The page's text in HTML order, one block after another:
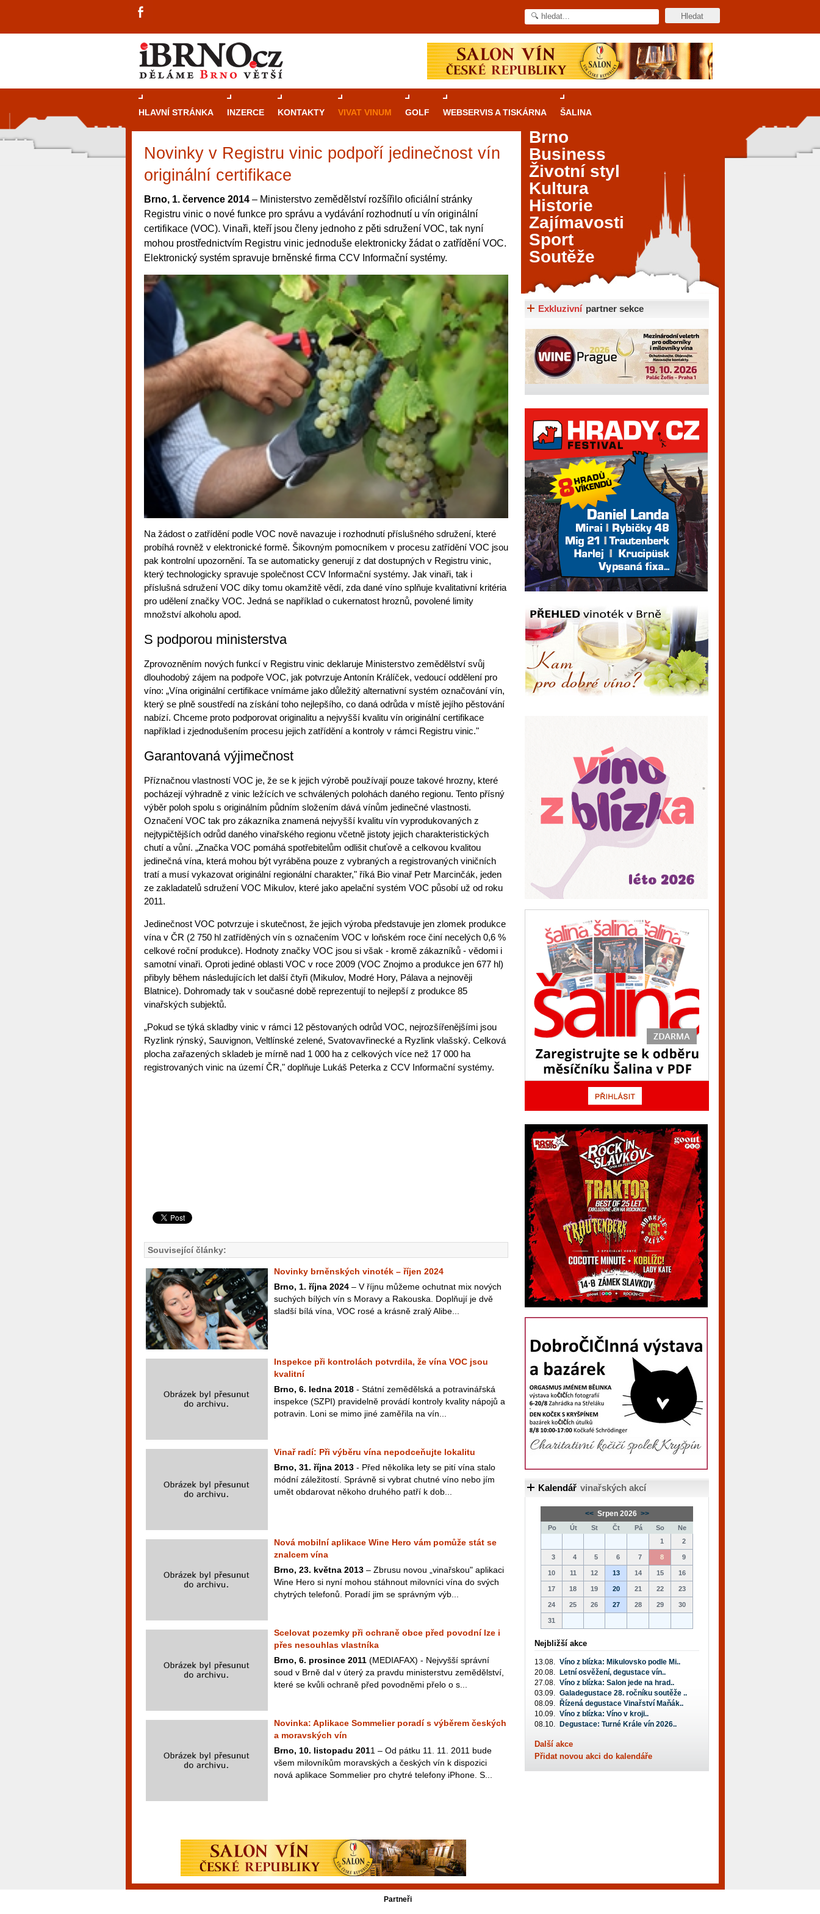
HLAVNÍ STRÁNKA INZERCE KONTAKTY VIVAT VINUM GOLF WEBSERVIS A TISKÁRNA ŠALINA
Novinky v Registru vinic podpoří jedinečnost vín
originální certifikace
Brno, 1. července 2014 – Ministerstvo zemědělství rozšířilo oficiální stránky
Registru vinic o nové funkce pro správu a vydávání rozhodnutí u vín originální
certifikace (VOC). Vinaři, kteří jsou členy jednoho z pěti sdružení VOC, tak nyní
mohou prostřednictvím Registru vinic jednoduše elektronicky žádat o zatřídění VOC.
Elektronický systém spravuje brněnské firma CCV Informační systémy.
Na žádost o zatřídění podle VOC nově navazuje i rozhodnutí příslušného sdružení, které
probíhá rovněž v elektronické formě. Šikovným pomocníkem v procesu zatřídění VOC jsou
pak kontrolní upozornění. Ta se automaticky generují z dat dostupných v Registru vinic,
který technologicky spravuje společnost CCV Informační systémy. Jak vinaři, tak i
příslušná sdružení VOC díky tomu okamžitě vědí, zda dané víno splňuje kvalitativní kritéria
pro udělení značky VOC. Jedná se například o cukernatost hroznů, povolené limity
množství alkoholu apod.
S podporou ministerstva
Zprovozněním nových funkcí v Registru vinic deklaruje Ministerstvo zemědělství svůj
dlouhodobý zájem na podpoře VOC, jak potvrzuje Antonín Králíček, vedoucí oddělení pro
víno: „Vína originální certifikace vnímáme jako důležitý alternativní systém označování vín,
který se plně soustředí na získání toho nejlepšího, co daná odrůda v místě jejího pěstování
nabízí. Chceme proto podporovat originalitu a nejvyšší kvalitu vín originální certifikace
například i zjednodušením procesu jejich zatřídění a kontroly v rámci Registru vinic."
Garantovaná výjimečnost
Příznačnou vlastností VOC je, že se k jejich výrobě používají pouze takové hrozny, které
pocházejí výhradně z vinic ležících ve schválených polohách daného regionu. Tento přísný
výběr poloh spolu s originálním půdním složením dává vínům jedinečné vlastnosti.
Označení VOC tak pro zákazníka znamená nejvyšší kvalitu vín vyprodukovaných z
nejtypičtějších odrůd daného vinařského regionu včetně jistoty jejich charakteristických
chutí a vůní. „Značka VOC pomáhá spotřebitelům odlišit chuťově a celkovou kvalitou
jedinečná vína, která mohou být vyráběna pouze z vybraných a registrovaných viničních
tratí a musí vykazovat originální regionální charakter," říká Bio vinař Petr Marcinčák, jeden
ze zakladatelů sdružení VOC Mikulov, které jako apelační systém VOC působí už od roku
2011.
Jedinečnost VOC potvrzuje i skutečnost, že jejich výroba představuje jen zlomek produkce
vína v ČR (2 750 hl zatříděných vín s označením VOC v loňském roce činí necelých 0,6 %
celkové roční produkce). Hodnoty značky VOC jsou si však - kromě zákazníků - vědomi i
samotní vinaři. Oproti jediné oblasti VOC v roce 2009 (VOC Znojmo a produkce jen 677 hl)
přibyly během následujících let další čtyři (Mikulov, Modré Hory, Pálava a nejnověji
Blatnice). Dohromady tak v současné době reprezentují to nejlepší z produkce 85
vinařských subjektů.
„Pokud se týká skladby vinic v rámci 12 pěstovaných odrůd VOC, nejrozšířenějšími jsou
Ryzlink rýnský, Sauvignon, Veltlínské zelené, Svatovavřinecké a Ryzlink vlašský. Celková
plocha zařazených skladeb je mírně nad 1 000 ha z celkových více než 17 000 ha
registrovaných vinic na území ČR," doplňuje Lukáš Peterka z CCV Informační systémy.
Související články:
Novinky brněnských vinoték – říjen 2024
Brno, 1. října 2024 – V říjnu můžeme ochutnat mix nových
suchých bílých vín s Moravy a Rakouska. Doplňují je dvě
sladší bílá vína, VOC rosé a krásně zralý Alibe...
Inspekce při kontrolách potvrdila, že vína VOC jsou
kvalitní
Brno, 6. ledna 2018 - Státní zemědělská a potravinářská
inspekce (SZPI) pravidelně provádí kontroly kvality nápojů a
potravin. Loni se mimo jiné zaměřila na vín...
Vinař radí: Při výběru vína nepodceňujte lokalitu
Brno, 31. října 2013 - Před několika lety se pití vína stalo
módní záležitostí. Správně si vybrat chutné víno nebo jím
umět obdarovat někoho druhého patří k dob...
Nová mobilní aplikace Wine Hero vám pomůže stát se
znalcem vína
Brno, 23. května 2013 – Zbrusu novou „vinařskou" aplikaci
Wine Hero si nyní mohou stáhnout milovníci vína do svých
chytrých telefonů. Poradí jim se správným výb...
Scelovat pozemky při ochraně obce před povodní lze i
přes nesouhlas vlastníka
Brno, 6. prosince 2011 (MEDIAFAX) - Nejvyšší správní
soud v Brně dal v úterý za pravdu ministerstvu zemědělství,
které se kvůli ochraně před povodněmi přelo o s...
Novinka: Aplikace Sommelier poradí s výběrem českých
a moravských vín
Brno, 10. listopadu 2011 – Od pátku 11. 11. 2011 bude
všem milovníkům moravských a českých vín k dispozici
nová aplikace Sommelier pro chytré telefony iPhone. S...
Průvodcekasinovými hrami v Brně: Od
Brno je městem známým pro zajímavé památky, skvělé
restaurace, divadla a univerzity. Mimo jiné je ale také
místem, kde si můžete legálně a bezpečně vyzkoušet
různé kasinové hry. V neustále kvetoucí moravské
metropoli naleznete širokou nabídku her od klasické
rulety až po moderní automaty jak pro pravidelné
Celý článek...
Brno
Business
Životní styl
Kultura
Historie
Zajímavosti
Sport
Soutěže
Exkluzivní partner sekce
Kalendář vinařských akcí
<< Srpen 2026 >>
Po Út St Čt Pá So
Ne
1
2
3 4 5 6 7 8 9
10 11 12 13 14 15 16
17 18 19 20 21 22 23
24 25 26 27 28 29 30
31
Nejbližší akce
13.08. Víno z blízka: Mikulovsko podle Mi..
20.08.
Letní osvěžení, degustace vín..
27.08. Víno z blízka: Salon jede na hrad..
03.09. Galadegustace 28. ročníku soutěže ..
08.09.
Řízená degustace Vinařství Maňák..
10.09. Víno z blízka: Víno v kroji..
08.10.
Degustace: Turné Krále vín 2026..
Další akce
Přidat novou akci do kalendáře
Partneři